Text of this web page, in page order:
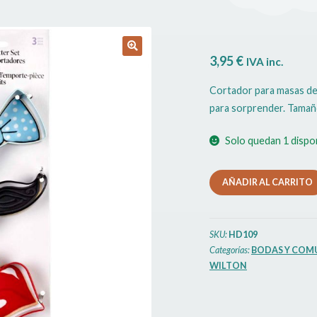
3,95€ IVA inc.
Cortador para masas
para sorprender.
Solo quedan 1
Cortador
Metal
Bigote
Pajarita
Labios
AÑADIR AL CARRITO
SKU: HD109
Categorías: BODAS Y
WILTON